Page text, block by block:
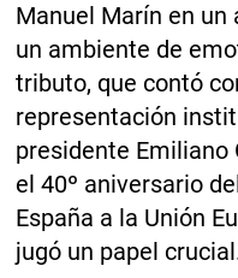
Manuel Marín en un
un ambiente de
tributo, que contó
representación
presidente Emiliano
el 40º aniversario
España a la Unión
jugó un papel